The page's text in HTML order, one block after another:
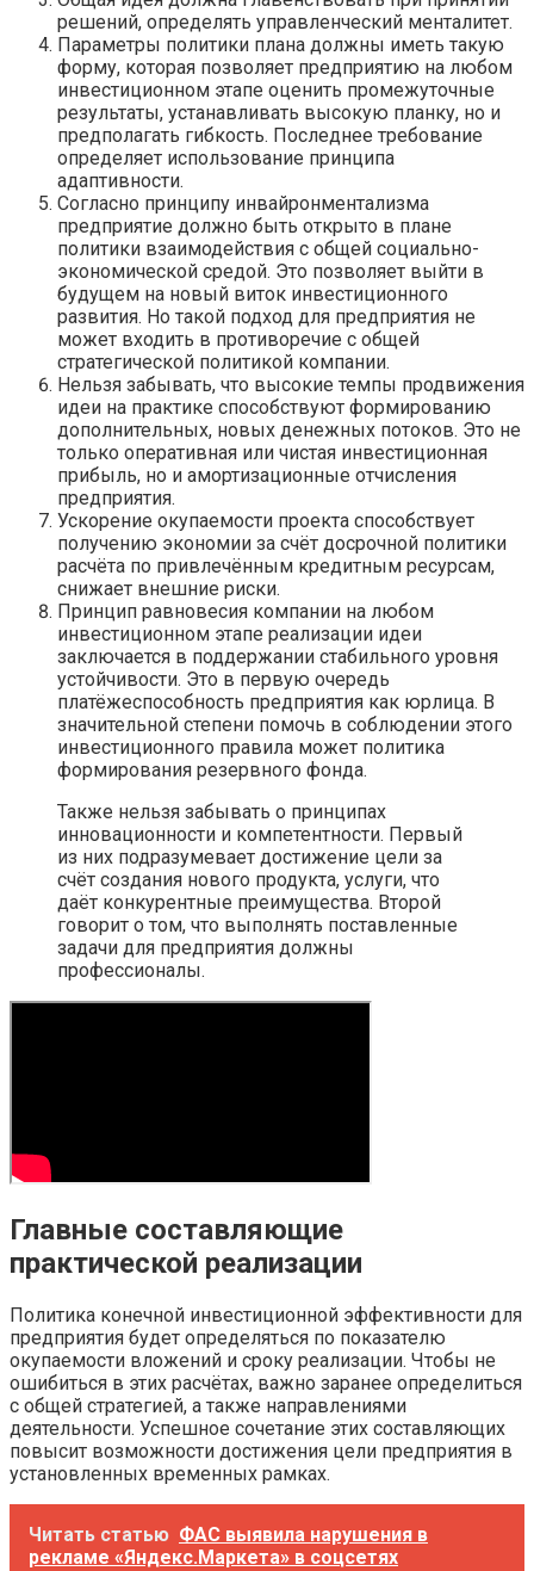
решений, определять управленческий менталитет.
Параметры политики плана должны иметь такую
форму, которая позволяет предприятию на любом
инвестиционном этапе оценить промежуточные
результаты, устанавливать высокую планку, но и
предполагать гибкость. Последнее требование
определяет использование принципа
адаптивности.
Согласно принципу инвайронментализма
предприятие должно быть открыто в плане
политики взаимодействия с общей социально-
экономической средой. Это позволяет выйти в
будущем на новый виток инвестиционного
развития. Но такой подход для предприятия не
может входить в противоречие с общей
стратегической политикой компании.
Нельзя забывать, что высокие темпы продвижения
идеи на практике способствуют формированию
дополнительных, новых денежных потоков. Это не
только оперативная или чистая инвестиционная
прибыль, но и амортизационные отчисления
предприятия.
Ускорение окупаемости проекта способствует
получению экономии за счёт досрочной политики
расчёта по привлечённым кредитным ресурсам,
снижает внешние риски.
Принцип равновесия компании на любом
инвестиционном этапе реализации идеи
заключается в поддержании стабильного уровня
устойчивости. Это в первую очередь
платёжеспособность предприятия как юрлица. В
значительной степени помочь в соблюдении этого
инвестиционного правила может политика
формирования резервного фонда.
Также нельзя забывать о принципах
инновационности и компетентности. Первый
из них подразумевает достижение цели за
счёт создания нового продукта, услуги, что
даёт конкурентные преимущества. Второй
говорит о том, что выполнять поставленные
задачи для предприятия должны
профессионалы.
Главные составляющие
практической реализации
Политика конечной инвестиционной эффективности для
предприятия будет определяться по показателю
окупаемости вложений и сроку реализации. Чтобы не
ошибиться в этих расчётах, важно заранее определиться
с общей стратегией, а также направлениями
деятельности. Успешное сочетание этих составляющих
повысит возможности достижения цели предприятия в
установленных временных рамках.
Читать статью ФАС выявила нарушения в
рекламе «Яндекс.Маркета» в соцсетях